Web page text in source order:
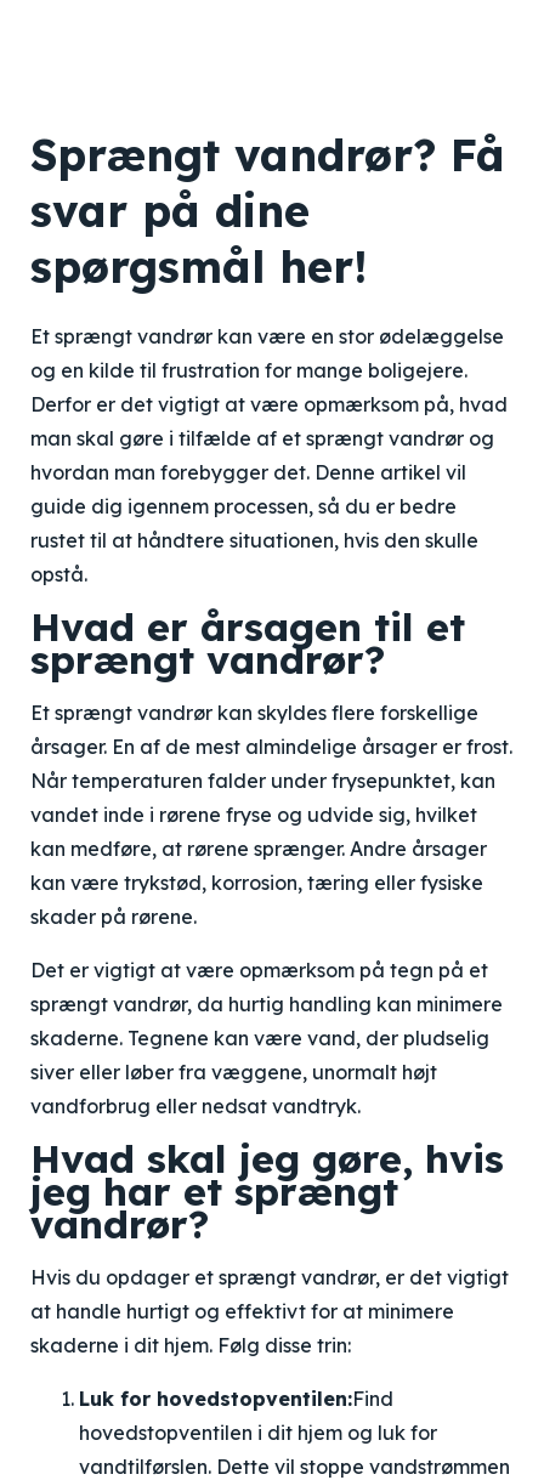
Sprængt vandrør? Få
svar på dine
spørgsmål her!
Et sprængt vandrør kan være en stor ødelæggelse
og en kilde til frustration for mange boligejere.
Derfor er det vigtigt at være opmærksom på, hvad
man skal gøre i tilfælde af et sprængt vandrør og
hvordan man forebygger det. Denne artikel vil
guide dig igennem processen, så du er bedre
rustet til at håndtere situationen, hvis den skulle
opstå.
Hvad er årsagen til et
sprængt vandrør?
Et sprængt vandrør kan skyldes flere forskellige
årsager. En af de mest almindelige årsager er frost.
Når temperaturen falder under frysepunktet, kan
vandet inde i rørene fryse og udvide sig, hvilket
kan medføre, at rørene sprænger. Andre årsager
kan være trykstød, korrosion, tæring eller fysiske
skader på rørene.
Det er vigtigt at være opmærksom på tegn på et
sprængt vandrør, da hurtig handling kan minimere
skaderne. Tegnene kan være vand, der pludselig
siver eller løber fra væggene, unormalt højt
vandforbrug eller nedsat vandtryk.
Hvad skal jeg gøre, hvis
jeg har et sprængt
vandrør?
Hvis du opdager et sprængt vandrør, er det vigtigt
at handle hurtigt og effektivt for at minimere
skaderne i dit hjem. Følg disse trin:
Luk for hovedstopventilen:Find
hovedstopventilen i dit hjem og luk for
vandtilførslen. Dette vil stoppe vandstrømmen